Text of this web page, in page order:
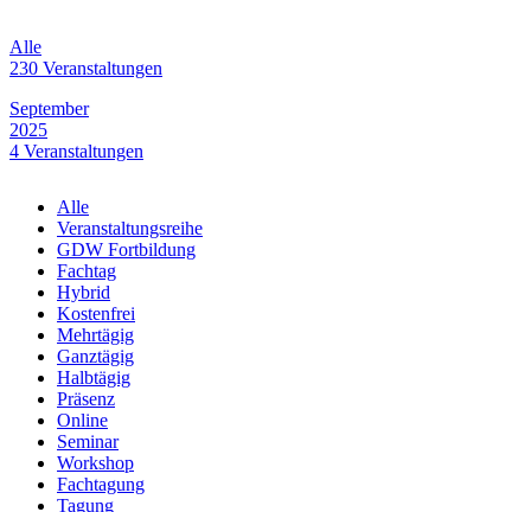
Alle
230 Veranstaltungen
September
2025
4 Veranstaltungen
2025
2 Veranstaltungen
Juni
2025
1 Veranstaltung
Mai
2025
6 Veranstaltungen
April
2025
3 Veranstaltungen
Alle
Veranstaltungsreihe
GDW Fortbildung
Fachtag
Hybrid
Kostenfrei
Mehrtägig
Ganztägig
Halbtägig
Präsenz
Online
Seminar
Workshop
Fachtagung
Tagung